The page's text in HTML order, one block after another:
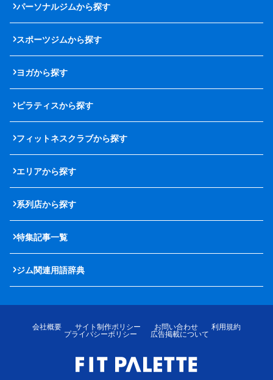
パーソナルジムから探す
スポーツジムから探す
ヨガから探す
ピラティスから探す
フィットネスクラブから探す
エリアから探す
系列店から探す
特集記事一覧
ジム関連用語辞典
会社概要 サイト制作ポリシー お問い合わせ
利用規約
プライバシーポリシー
広告掲載について